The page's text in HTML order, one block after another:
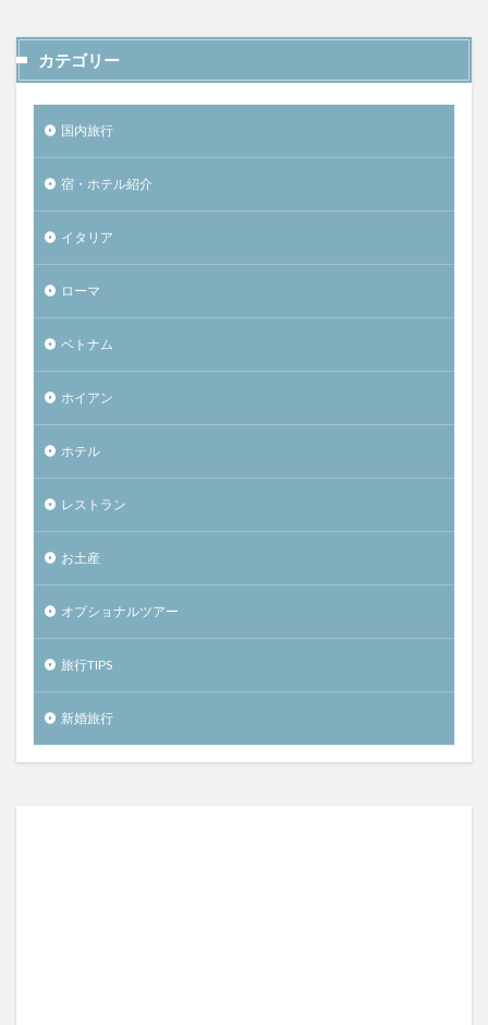
カテゴリー
国内旅行
宿・ホテル紹介
イタリア
ローマ
ベトナム
ホイアン
ホテル
レストラン
お土産
オプショナルツアー
旅行TIPS
新婚旅行